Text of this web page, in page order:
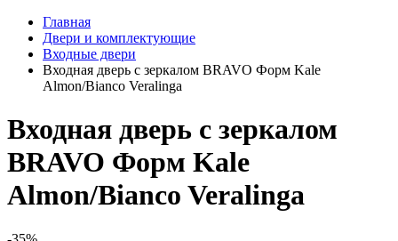
Главная
Двери и комплектующие
Входные двери
Входная дверь с зеркалом BRAVO Форм Kale
Almon/Bianco Veralinga
Входная дверь с зеркалом
BRAVO Форм Kale
Almon/Bianco Veralinga